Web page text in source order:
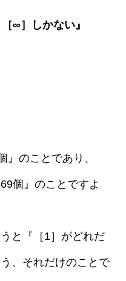
∞］しかない』
』のことであり、
個』のことですよ
と『［1］がどれだ
、それだけのことで